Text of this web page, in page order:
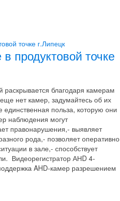
продуктовой точке
благодаря камерам
нет камер, задумайтесь об их
польза, которую они
наблюдения могут
правонарушения,- выявляет
рода,- позволяет оперативно
в зале,- способствует
Видеорегистратор АНD 4-
AHD-камер разрешением